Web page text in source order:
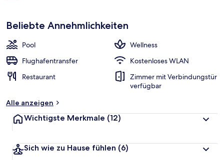
Beliebte Annehmlichkeiten
Pool
Wellness
Flughafentransfer
Kostenloses WLAN
Restaurant
Zimmer mit Verbindungstür
verfügbar
Alle anzeigen
Wichtigste Merkmale (12)
Sich wie zu Hause fühlen (6)